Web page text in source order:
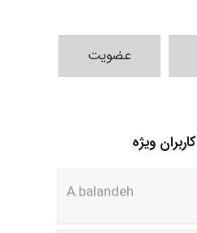
عضویت
کاربران ویژه
fatima